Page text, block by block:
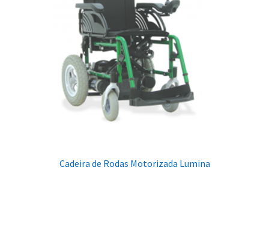
Cadeira de Rodas Motorizada Lumina